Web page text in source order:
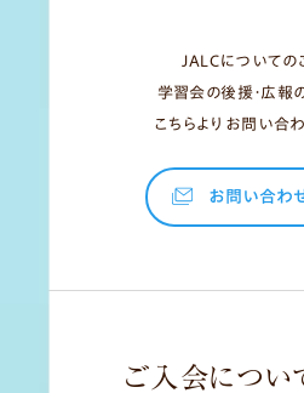
JALCについての
学習会の後援・広報
こちらよりお問い合わ
お問い合わ
ご入会につい